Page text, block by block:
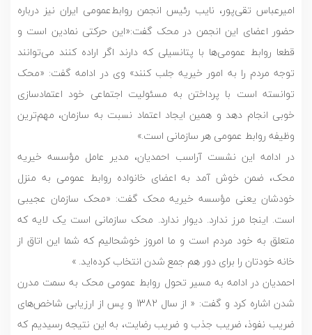
امیرعباس تقی‌پور، نایب رئیس انجمن روابط‌عمومی ایران نیز درباره
حضور اعضای این انجمن در محک گفت:«این حرکتی نمادین است و
قطعا روابط عمومی‌ها با پتانسیلی که دارند اگر اراده کنند می‌توانند
توجه مردم را به امور خیریه جلب کنند» وی در ادامه گفت: «محک
توانسته است با پرداختن به مسئولیت اجتماعی خود اعتمادسازی
خوبی انجام دهد و همین ایجاد اعتماد نسبت به سازمان، مهم‌ترین
وظیفه روابط عمومی هر سازمانی است.»
در ادامه این نشست آراسب احمدیان، مدیر عامل مؤسسه خیریه
محک، ضمن خوش آمد به اعضای خانواده روابط عمومی به منزل
خودشان یعنی مؤسسه خیریه محک گفت: «محک سازمان عجیبی
است. اینجا مرز ندارد. دیوار ندارد. محک سازمانی است یک لایه که
متعلق به خود مردم است و ما امروز خوشحالیم که شما این اتاق از
خانه خودتان را برای دور هم جمع شدن انتخاب کرده‌اید. »
احمدیان در ادامه به مسیر تحول روابط عمومی محک به سمت مدرن
شدن اشاره کرد و گفت: « از سال 1382 و پس از ارزیابی شاخص‌های
ضریب نفوذ، ضریب جذب و ضریب رضایت، به این نتیجه رسیدیم که